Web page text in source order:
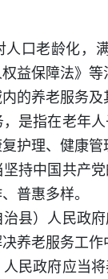
人口老龄化，
权益保障法》
的养老服务
是指在老年
护理、健康
持中国共产
普惠多样。
县）人民政
养老服务工
民政府应当